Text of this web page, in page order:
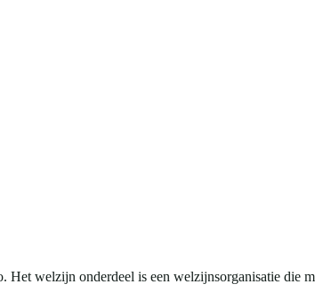
welzijn onderdeel is een welzijnsorganisatie die